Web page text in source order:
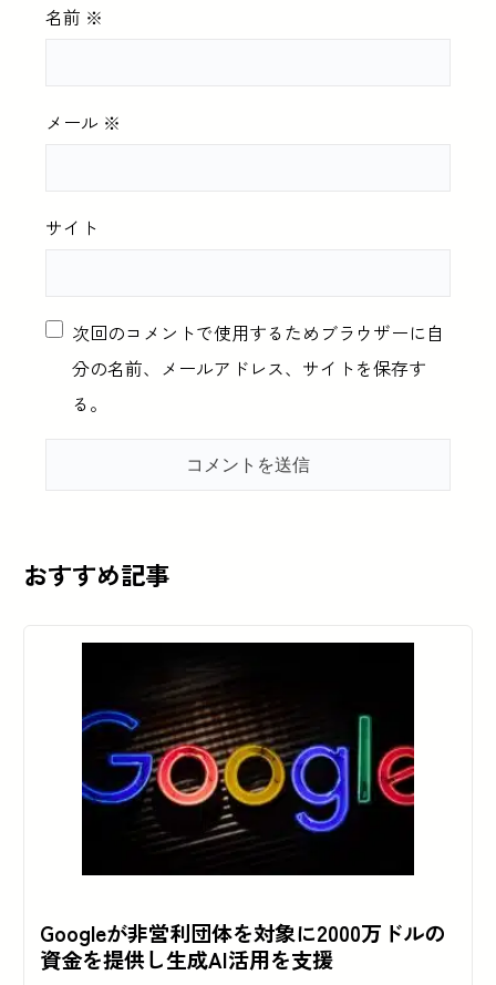
名前 ※
メール ※
サイト
次回のコメントで使用するためブラウザーに自
分の名前、メールアドレス、サイトを保存す
る。
おすすめ記事
Googleが非営利団体を対象に2000万ドルの
資金を提供し生成AI活用を支援